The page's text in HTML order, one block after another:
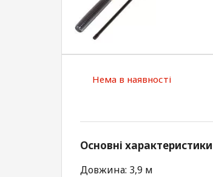
Нема в наявності
Основні характеристики
Довжина: 3,9 м